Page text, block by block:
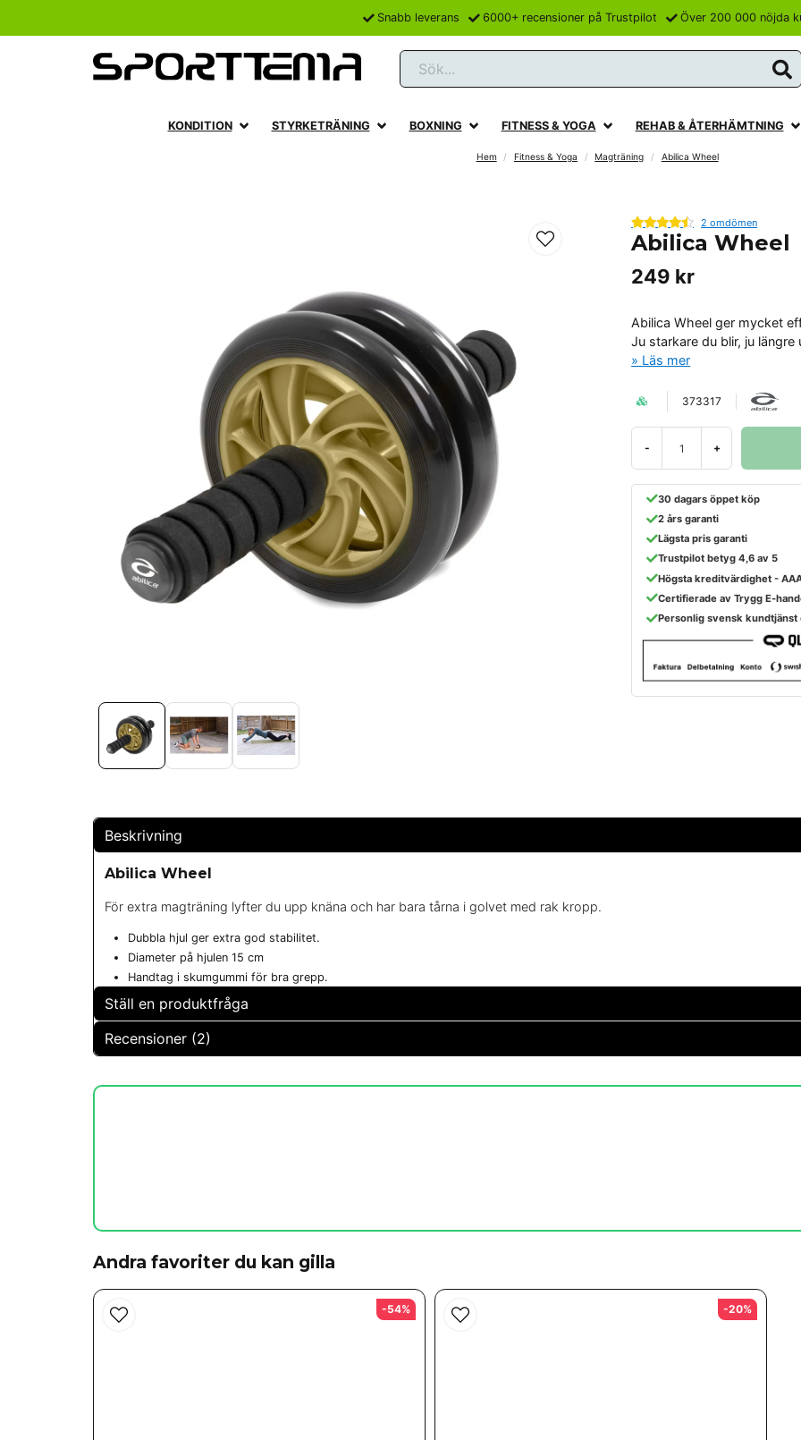
Snabb leverans 6000+ recensioner på Trustpilot Över 200 000 nöjda
Sök...
KONDITION STYRKETRÄNING BOXNING FITNESS & YOGA REHAB & ÅTERHÄMTNING
Hem Fitness & Yoga Magträning Abilica Wheel
2 omdömen
Abilica Wheel
249 kr
Abilica Wheel ger mycket
Ju starkare du blir, ju längre
Läs mer
373317
- +
30 dagars öppet köp
2 års garanti
Lägsta pris garanti
Trustpilot betyg 4,6 av 5
Högsta kreditvärdighet -
Certifierade av Trygg E-
Personlig svensk
Beskrivning
Abilica Wheel
För extra magträning lyfter du upp knäna och har bara tårna i golvet med rak kropp.
Dubbla hjul ger extra god stabilitet.
Diameter på hjulen 15 cm
Handtag i skumgummi för bra grepp.
Ställ en produktfråga
question
Fråga oss något om denna produkten...
Ja, ni får publicera min fråga
Recensioner (2)
Jon
Andra favoriter du kan gilla
-54% -20%